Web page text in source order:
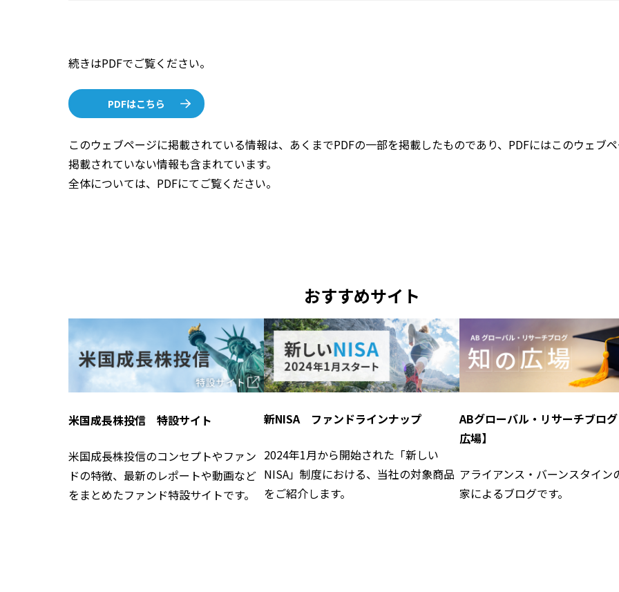
続きはPDFでご覧ください。
PDFはこちら
このウェブページに掲載されている情報は、あくまでPDFの一部を掲載したものであり、PDFにはこのウェブ
掲載されていない情報も含まれています。
全体については、PDFにてご覧ください。
おすすめサイト
米国成長株投信 特設サイト
米国成長株投信のコンセプトやファン
ドの特徴、最新のレポートや動画など
をまとめたファンド特設サイトです。
新NISA ファンドラインナップ
2024年1月から開始された「新しい
NISA」制度における、当社の対象商品
をご紹介します。
ABグローバル・リサーチブロ
広場】
アライアンス・バーンスタイン
家によるブログです。